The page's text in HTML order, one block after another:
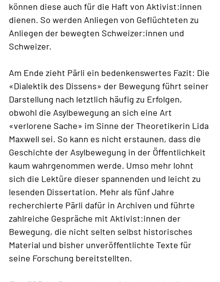
können diese auch für die Haft von Aktivist:innen
dienen. So werden Anliegen von Geflüchteten zu
Anliegen der bewegten Schweizer:innen und
Schweizer.
Am Ende zieht Pärli ein bedenkenswertes Fazit: Die
«Dialektik des Dissens» der Bewegung führt seiner
Darstellung nach letztlich häufig zu Erfolgen,
obwohl die Asylbewegung an sich eine Art
«verlorene Sache» im Sinne der Theoretikerin Lida
Maxwell sei. So kann es nicht erstaunen, dass die
Geschichte der Asylbewegung in der Öffentlichkeit
kaum wahrgenommen werde. Umso mehr lohnt
sich die Lektüre dieser spannenden und leicht zu
lesenden Dissertation. Mehr als fünf Jahre
recherchierte Pärli dafür in Archiven und führte
zahlreiche Gespräche mit Aktivist:innen der
Bewegung, die nicht selten selbst historisches
Material und bisher unveröffentlichte Texte für
seine Forschung bereitstellten.